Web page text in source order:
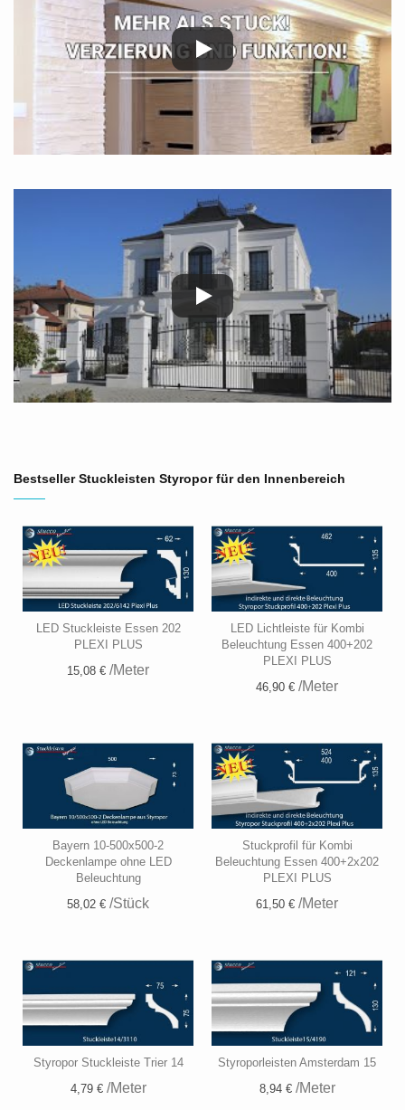
Bestseller Stuckleisten Styropor für den Innenbereich
LED Stuckleiste Essen 202
PLEXI PLUS
15,08 € /Meter
LED Lichtleiste für Kombi
Beleuchtung Essen 400+202
PLEXI PLUS
46,90 € /Meter
Bayern 10-500x500-2
Deckenlampe ohne LED
Beleuchtung
58,02 € /Stück
Stuckprofil für Kombi
Beleuchtung Essen 400+2x202
PLEXI PLUS
61,50 € /Meter
Styropor Stuckleiste Trier 14
4,79 €/Meter
Styroporleisten Amsterdam 15
8,94 €/Meter